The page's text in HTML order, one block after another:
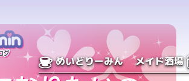
めいどりーみん メイド酒場